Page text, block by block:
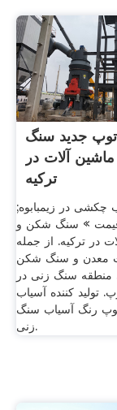
جدید سنگ
آلات در
ترکیه
چکشی در زیمبابوه;
» سنگ شکن و
در ترکیه. از جمله
معدن و سنگ شکن
منطقه سنگ زنی در
تولید کننده آسیاب
رنگ آسیاب سنگ
زنی.